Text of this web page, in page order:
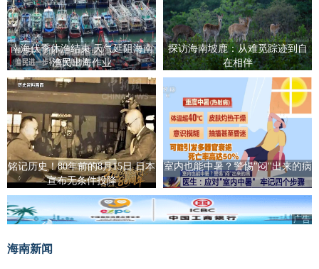
南海伏季休渔结束 天气延阻海南
渔民出海作业
探访海南坡鹿：从难觅踪迹到自
在相伴
铭记历史！80年前的8月15日 日本
宣布无条件投降
室内也能中暑？警惕"闷"出来的病
广告
海南新闻